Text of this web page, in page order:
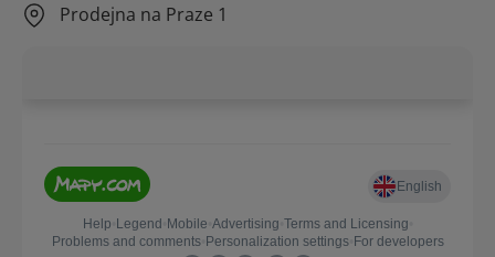
Prodejna na Praze 1